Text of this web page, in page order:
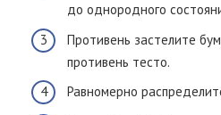
до однородного
Противень застелите
противень тесто.
Равномерно